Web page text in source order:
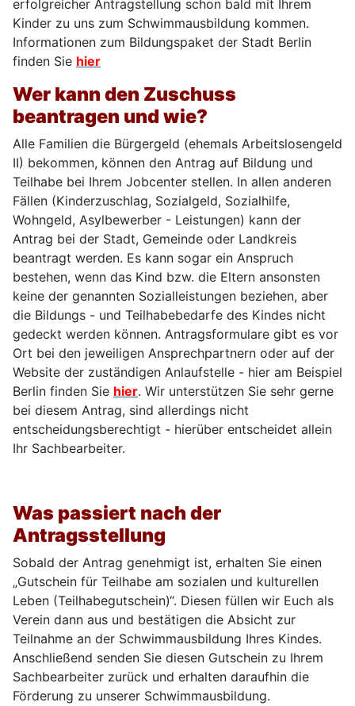
erfolgreicher Antragstellung schon bald mit Ihrem
Kinder zu uns zum Schwimmausbildung kommen.
Informationen zum Bildungspaket der Stadt Berlin
finden Sie hier
Wer kann den Zuschuss
beantragen und wie?
Alle Familien die Bürgergeld (ehemals Arbeitslosengeld
II) bekommen, können den Antrag auf Bildung und
Teilhabe bei Ihrem Jobcenter stellen. In allen anderen
Fällen (Kinderzuschlag, Sozialgeld, Sozialhilfe,
Wohngeld, Asylbewerber - Leistungen) kann der
Antrag bei der Stadt, Gemeinde oder Landkreis
beantragt werden. Es kann sogar ein Anspruch
bestehen, wenn das Kind bzw. die Eltern ansonsten
keine der genannten Sozialleistungen beziehen, aber
die Bildungs - und Teilhabebedarfe des Kindes nicht
gedeckt werden können. Antragsformulare gibt es vor
Ort bei den jeweiligen Ansprechpartnern oder auf der
Website der zuständigen Anlaufstelle - hier am Beispiel
Berlin finden Sie hier. Wir unterstützen Sie sehr gerne
bei diesem Antrag, sind allerdings nicht
entscheidungsberechtigt - hierüber entscheidet allein
Ihr Sachbearbeiter.
Was passiert nach der
Antragsstellung
Sobald der Antrag genehmigt ist, erhalten Sie einen
„Gutschein für Teilhabe am sozialen und kulturellen
Leben (Teilhabegutschein)“. Diesen füllen wir Euch als
Verein dann aus und bestätigen die Absicht zur
Teilnahme an der Schwimmausbildung Ihres Kindes.
Anschließend senden Sie diesen Gutschein zu Ihrem
Sachbearbeiter zurück und erhalten daraufhin die
Förderung zu unserer Schwimmausbildung.